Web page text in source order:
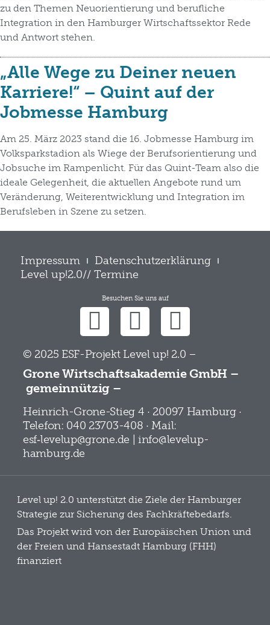
zu den Themen Neuorientierung und berufliche
Integration in den Hamburger Wirtschaftssektor Rede
und Antwort stehen.
„Alle Wege zu Deiner neuen
Karriere!“ – Quint auf der
Jobmesse Hamburg
Am 25. März 2023 stand die 16. Jobmesse Hamburg im
Volksparkstadion als Wiege der Berufsorientierung und
Jobsuche im Rampenlicht. Für das Quint-Team also die
ideale Gelegenheit, die aktuellen Angebote rund um
Veränderung, Weiterentwicklung und Integration im
Berufsleben in Szene zu setzen.
Impressum
Datenschutzerklärung
Level up!2.0// Termine
Besuchen Sie uns auf
© 2025 ESF-Projekt Level up! 2.0 –
Grone Wirtschaftsakademie GmbH –
gemeinnützig –
Heinrich-Grone-Stieg 4 · 20097 Hamburg ·
Telefon: 040 23703-408 · Mail:
esf‑levelup@grone.de | info@levelup-
hamburg.de
Level up! 2.0 unterstützt die Ziele der Hamburger
Strategie zur Sicherung des Fachkräftebedarfs.
Das Projekt wird von der Europäischen Union und
der Freien und Hansestadt Hamburg (FHH)
finanziert